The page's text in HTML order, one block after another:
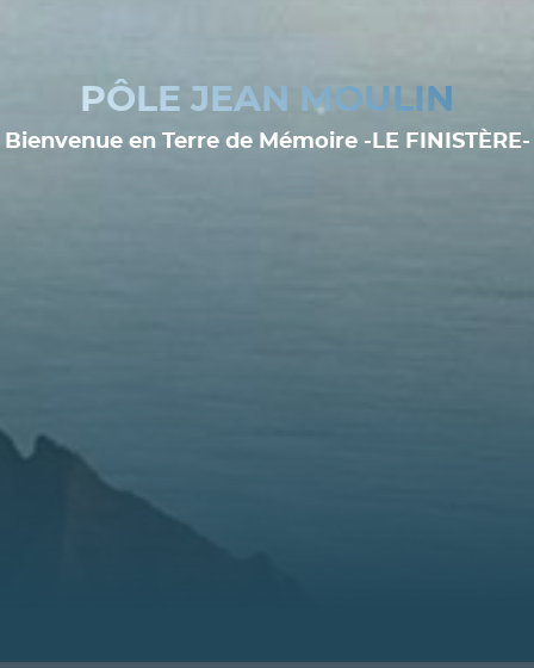
PÔLE JEAN MOULIN
Bienvenue en Terre de Mémoire -LE FINISTÈRE-